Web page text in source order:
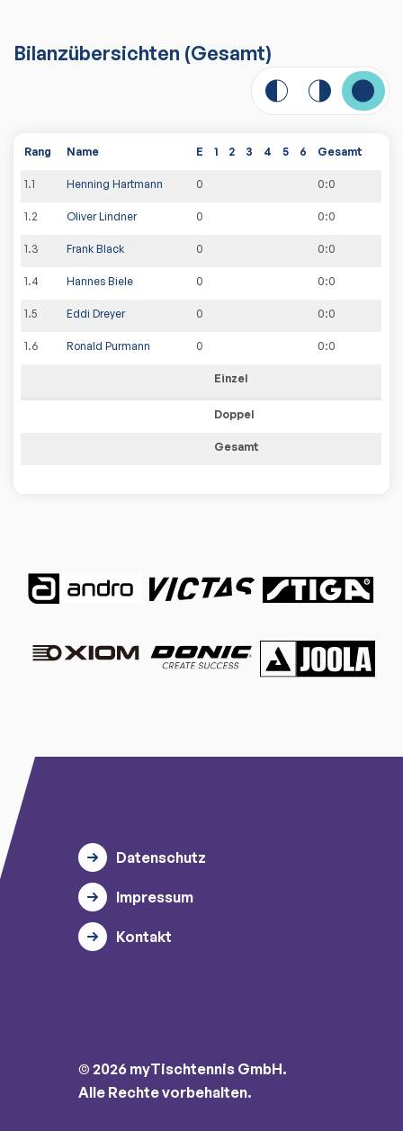
Bilanzübersichten (Gesamt)
Rang Name E 1 2 3 4 5 6 Gesamt
1.1 Henning Hartmann 0 0:0
1.2 Oliver Lindner 0 0:0
1.3 Frank Black 0 0:0
1.4 Hannes Biele 0 0:0
1.5 Eddi Dreyer 0 0:0
1.6 Ronald Purmann 0 0:0
Einzel
Doppel
Gesamt
Datenschutz
Impressum
Kontakt
© 2026 myTischtennis GmbH.
Alle Rechte vorbehalten.